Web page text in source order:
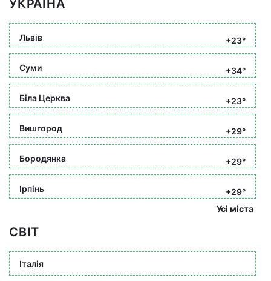
УКРАЇНА
Львів +23°
Суми +34°
Біла Церква +23°
Вишгород +29°
Бородянка +29°
Ірпінь
+29°
Усі міста
СВІТ
Італія